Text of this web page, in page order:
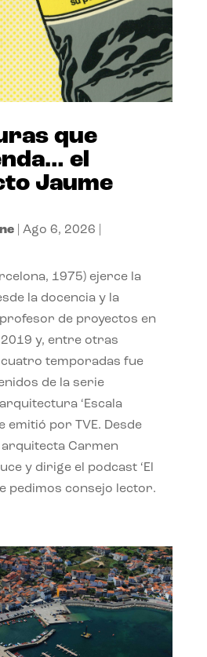
que
el
Jaume
| Ago 6, 2026
1975) ejerce la
la docencia y la
de proyectos en
2019 y, entre otras
temporadas fue
de la serie
‘Escala
emitió por TVE. Desde
arquitecta Carmen
y dirige el podcast ‘El
pedimos consejo lector.